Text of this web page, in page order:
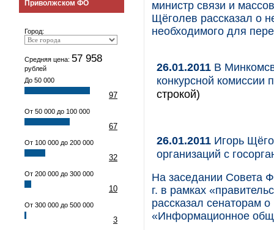
Приволжском ФО
Город:
Средняя цена: 57 958
рублей
До 50 000
97
От 50 000 до 100 000
67
От 100 000 до 200 000
32
От 200 000 до 300 000
10
От 300 000 до 500 000
3
министр связи и
Щёголев рассказал о
необходимого для
26.01.2011 В
конкурсной
строкой)
26.01.2011 Игорь
организаций с
На заседании Совета
г. в рамках
рассказал сенаторам
«Информационное